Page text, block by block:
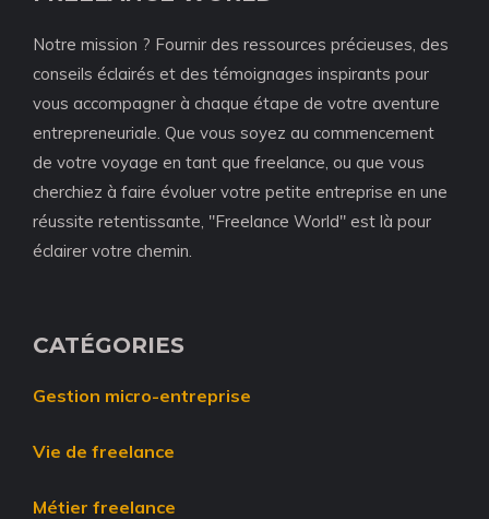
Notre mission ? Fournir des ressources précieuses, des
conseils éclairés et des témoignages inspirants pour
vous accompagner à chaque étape de votre aventure
entrepreneuriale. Que vous soyez au commencement
de votre voyage en tant que freelance, ou que vous
cherchiez à faire évoluer votre petite entreprise en une
réussite retentissante, "Freelance World" est là pour
éclairer votre chemin.
CATÉGORIES
Gestion micro-entreprise
Vie de freelance
Métier freelance